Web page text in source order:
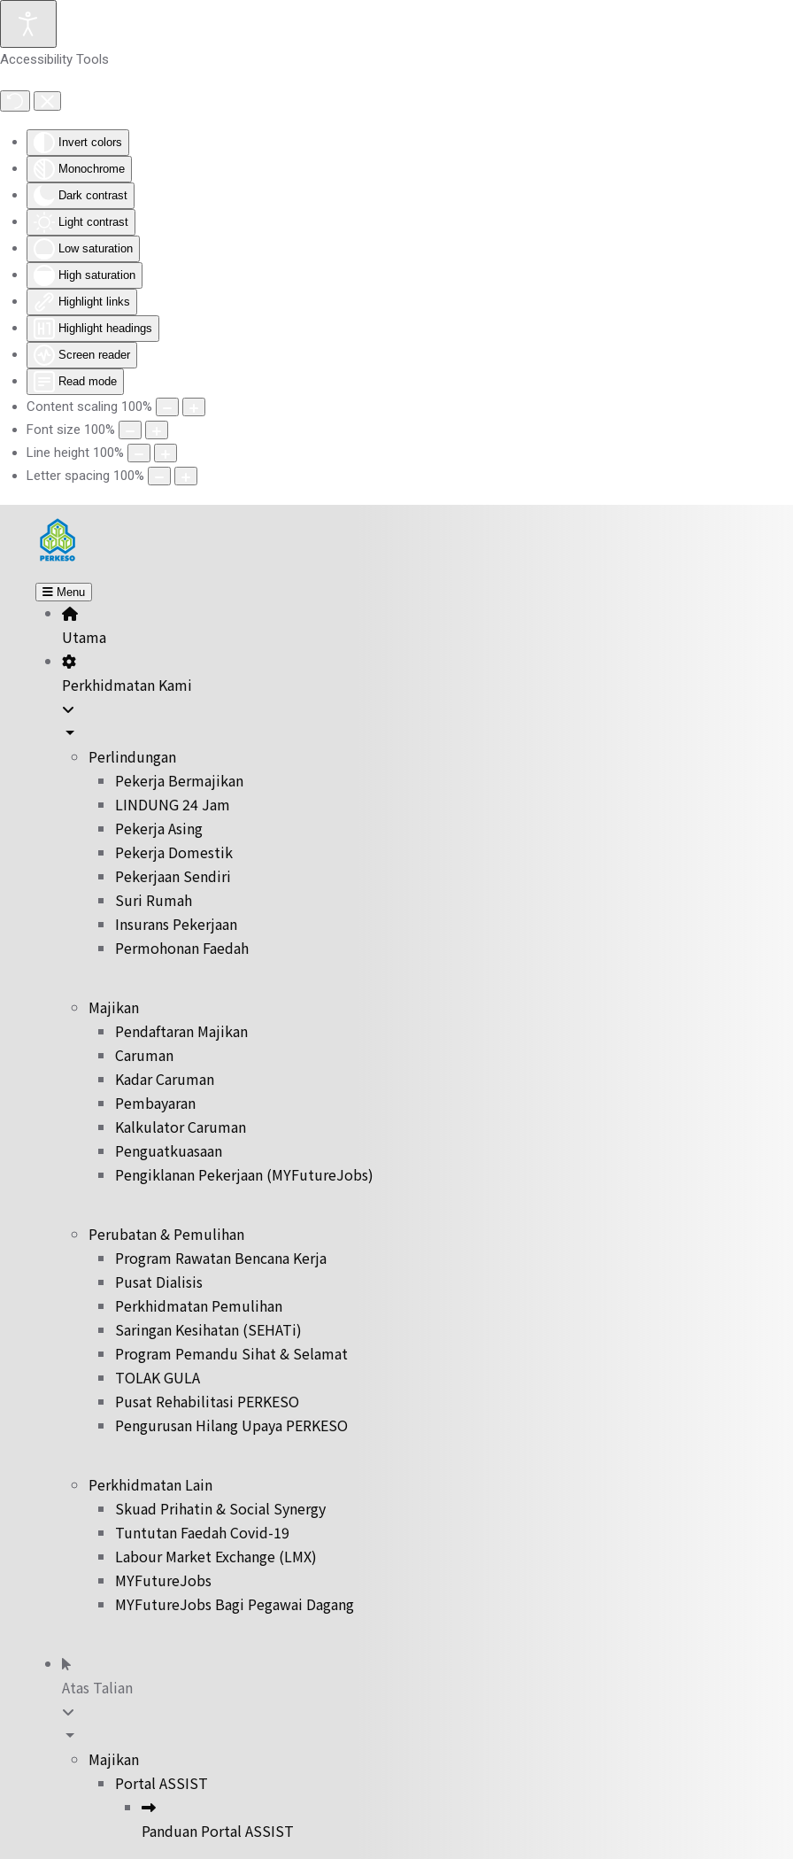
Accessibility Tools
Invert colors
Monochrome
Dark contrast
Light contrast
Low saturation
High saturation
Highlight links
Highlight headings
Screen reader
Read mode
Content scaling 100%
Font size 100%
Line height 100%
Letter spacing 100%
Skip to main content
Menu
Utama
Perkhidmatan Kami
Perlindungan
Pekerja Bermajikan
LINDUNG 24 Jam
Pekerja Asing
Pekerja Domestik
Pekerjaan Sendiri
Suri Rumah
Insurans Pekerjaan
Permohonan Faedah
Majikan
Pendaftaran Majikan
Caruman
Kadar Caruman
Pembayaran
Kalkulator Caruman
Penguatkuasaan
Pengiklanan Pekerjaan (MYFutureJobs)
Perubatan & Pemulihan
Program Rawatan Bencana Kerja
Pusat Dialisis
Perkhidmatan Pemulihan
Saringan Kesihatan (SEHATi)
Program Pemandu Sihat & Selamat
TOLAK GULA
Pusat Rehabilitasi PERKESO
Pengurusan Hilang Upaya PERKESO
Perkhidmatan Lain
Skuad Prihatin & Social Synergy
Tuntutan Faedah Covid-19
Labour Market Exchange (LMX)
MYFutureJobs
MYFutureJobs Bagi Pegawai Dagang
Atas Talian
Majikan
Portal ASSIST
Panduan Portal ASSIST